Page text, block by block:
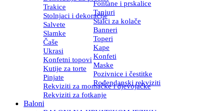
Trakice
Fontane i prskalice
Stolnjaci i dekoracije
Tanjuri
Salvete
Stalci za kolače
Slamke
Banneri
Čaše
Toperi
Ukrasi
Kape
Konfetni topovi Konfeti
Kutije za torte
Maske
Pinjate
Pozivnice i čestitke
Rekviziti za momačke i djevojačke
Rođendanski rekviziti
Rekviziti za fotkanje
Baloni